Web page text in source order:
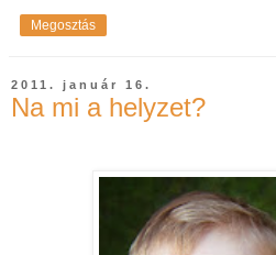
Megosztás
2011. január 16.
Na mi a helyzet?